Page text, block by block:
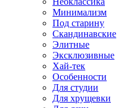
Минимализм
Под старину
Скандинавские
Элитные
Эксклюзивные
Хай-тек
Особенности
Для студии
Для хрущевки